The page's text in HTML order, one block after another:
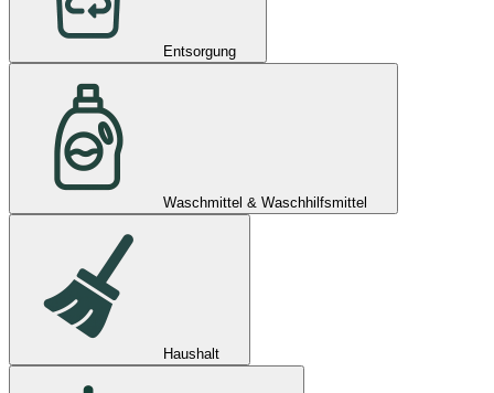
Entsorgung
Waschmittel & Waschhilfsmittel
Haushalt